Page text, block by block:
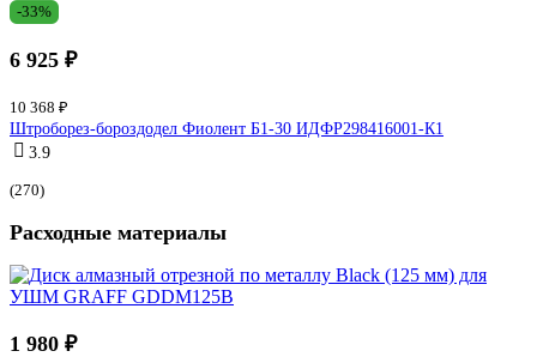
-33%
6 925 ₽
10 368 ₽
Штроборез-бороздодел Фиолент Б1-30 ИДФР298416001-К1
3.9
(270)
Расходные материалы
1 980 ₽